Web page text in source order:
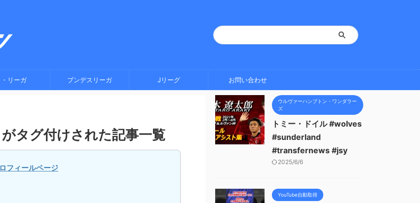
・リーガ ブンデスリーガ Jリーグ お問い合わせ
タグ付けされた記事一覧
フィールページ
ウルヴァーハンプトン・ワンダラー
ズ
トミー・ドイル #wolves
#sunderland
#transfernews #jsy
2025/6/6
YouTube自動取得